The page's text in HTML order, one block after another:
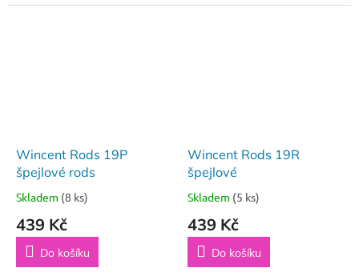
Wincent Rods 19P
špejlové rods
Skladem (8 ks)
439 Kč
Do košíku
Wincent Rods 19R
špejlové
Skladem (5 ks)
439 Kč
Do košíku